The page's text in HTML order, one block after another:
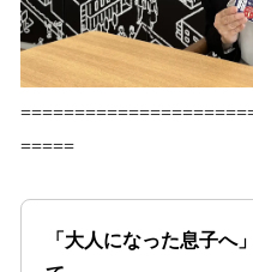
=====
「大人になった息子